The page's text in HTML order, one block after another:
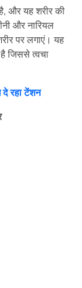
और यह शरीर की
और नारियल
पर लगाएं। यह
जिससे त्वचा
रहा टेंशन